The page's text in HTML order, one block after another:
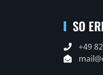
SO
+49